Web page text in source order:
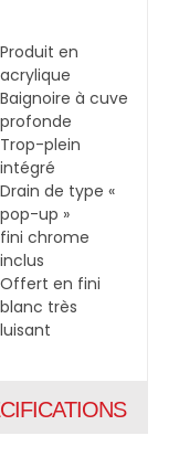
Produit en
acrylique
Baignoire à cuve
profonde
Trop-plein
intégré
Drain de type «
pop-up »
fini chrome
inclus
Offert en fini
blanc très
luisant